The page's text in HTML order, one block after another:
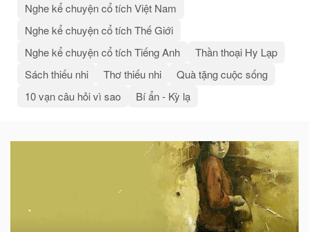
Nghe kể chuyện cổ tích Việt Nam
Nghe kể chuyện cổ tích Thế Giới
Nghe kể chuyện cổ tích Tiếng Anh
Thần thoại Hy Lạp
Sách thiếu nhi
Thơ thiếu nhi
Quà tặng cuộc sống
10 vạn câu hỏi vì sao
Bí ẩn - Kỳ lạ
Bài
quan